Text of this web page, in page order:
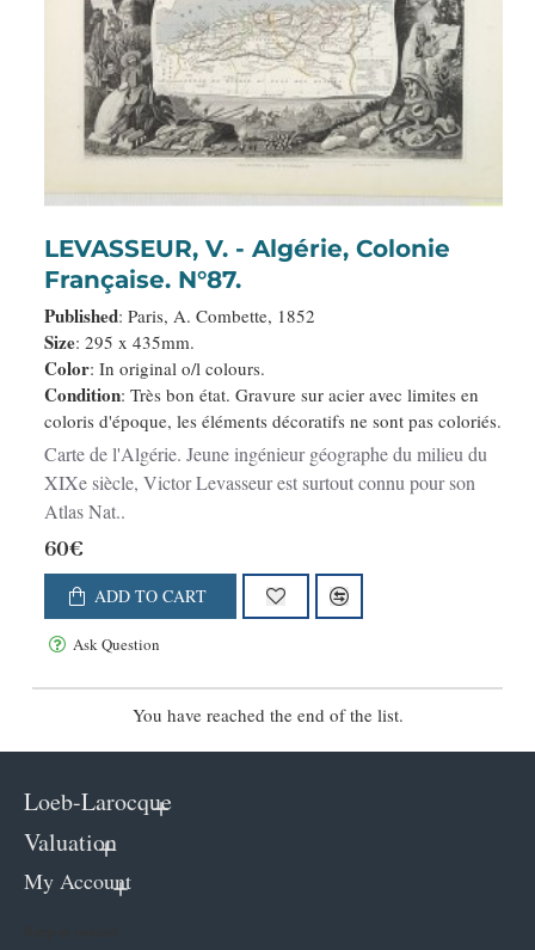
LEVASSEUR, V. - Algérie, Colonie
Française. N°87.
Published: Paris, A. Combette, 1852
Size: 295 x 435mm.
Color: In original o/l colours.
Condition: Très bon état. Gravure sur acier avec limites en
coloris d'époque, les éléments décoratifs ne sont pas coloriés.
Carte de l'Algérie. Jeune ingénieur géographe du milieu du
XIXe siècle, Victor Levasseur est surtout connu pour son
Atlas Nat..
60€
ADD TO CART
Ask Question
You have reached the end of the list.
Loeb-Larocque
Valuation
My Account